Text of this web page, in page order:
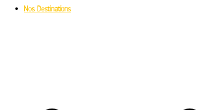
Nos Destinations